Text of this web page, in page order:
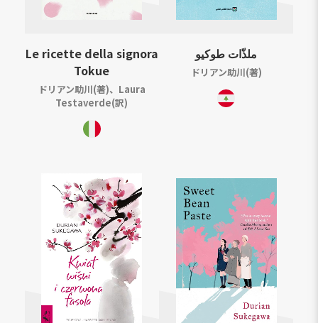
Le ricette della signora
Tokue
ドリアン助川(著)、Laura
Testaverde(訳)
ملذّات طوكيو
ドリアン助川(著)